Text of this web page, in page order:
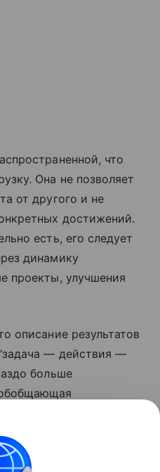
что
Она не позволяет
от другого и не
достижений.
есть, его следует
динамику
проекты, улучшения
описание результатов
— действия —
больше
исключительно